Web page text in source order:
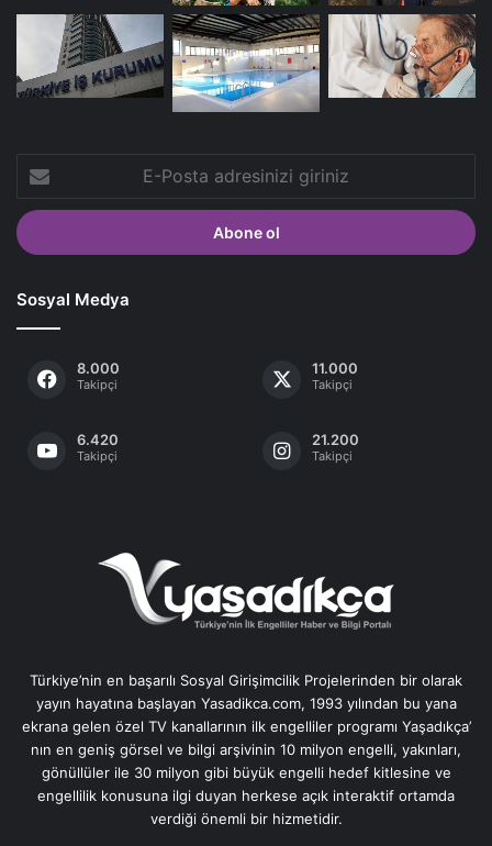
E-
Posta
adresinizi
giriniz
Sosyal Medya
8.000
Takipçi
11.000
Takipçi
6.420
Takipçi
21.200
Takipçi
Türkiye’nin en başarılı Sosyal Girişimcilik Projelerinden bir olarak
yayın hayatına başlayan Yasadikca.com, 1993 yılından bu yana
ekrana gelen özel TV kanallarının ilk engelliler programı Yaşadıkça’
nın en geniş görsel ve bilgi arşivinin 10 milyon engelli, yakınları,
gönüllüler ile 30 milyon gibi büyük engelli hedef kitlesine ve
engellilik konusuna ilgi duyan herkese açık interaktif ortamda
verdiği önemli bir hizmetidir.